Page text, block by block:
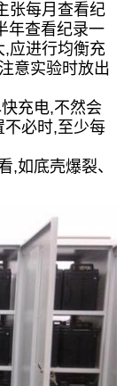
张每月查看纪
年查看纪录一
,应进行均衡充
意实验时放出
充电,不然会
不必时,至少每
如底壳爆裂、